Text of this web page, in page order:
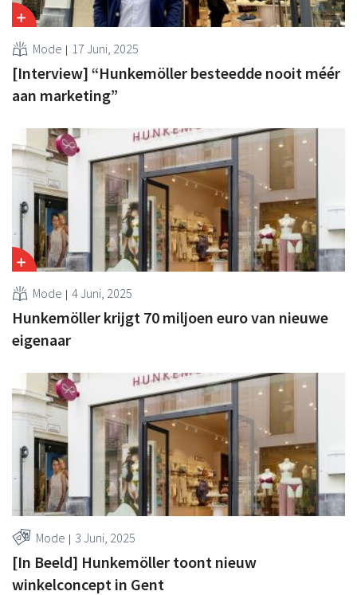
Mode 17 Juni, 2025
[Interview] “Hunkemöller besteedde nooit méér
aan marketing”
Mode 4 Juni, 2025
Hunkemöller krijgt 70 miljoen euro van nieuwe
eigenaar
Mode 3 Juni, 2025
[In Beeld] Hunkemöller toont nieuw
winkelconcept in Gent